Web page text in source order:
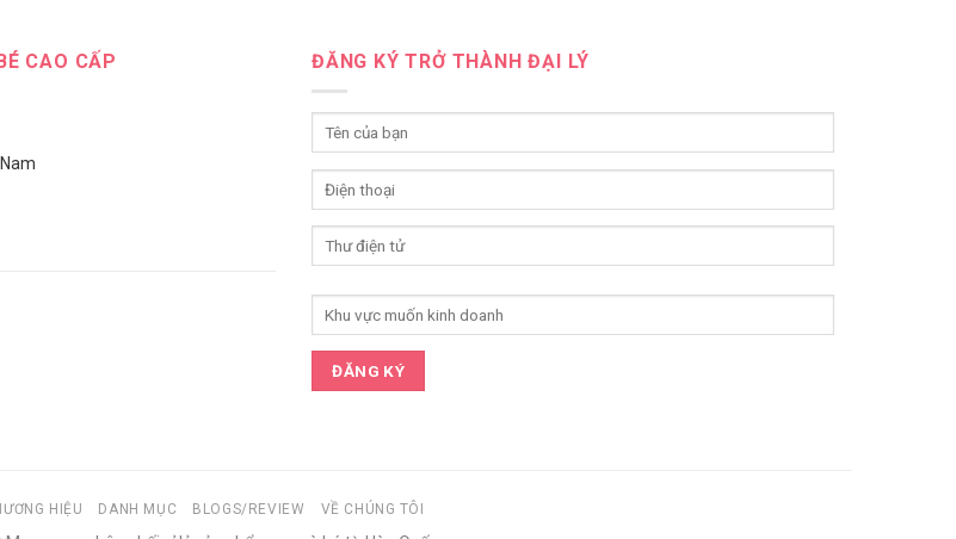
CAO CẤP ĐĂNG KÝ TRỞ THÀNH ĐẠI LÝ
HIỆU DANH MỤC BLOGS/REVIEW VỀ CHÚNG TÔI